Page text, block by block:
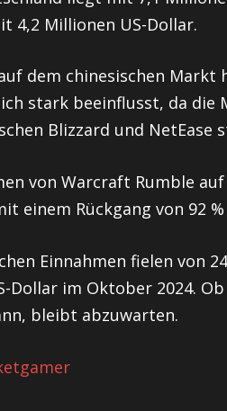
4,2 Millionen US-Dollar.
dem chinesischen
stark beeinflusst, da
Blizzard und NetEase
von Warcraft Rumble
einem Rückgang von 92
Einnahmen fielen von
Dollar im Oktober 2024.
bleibt abzuwarten.